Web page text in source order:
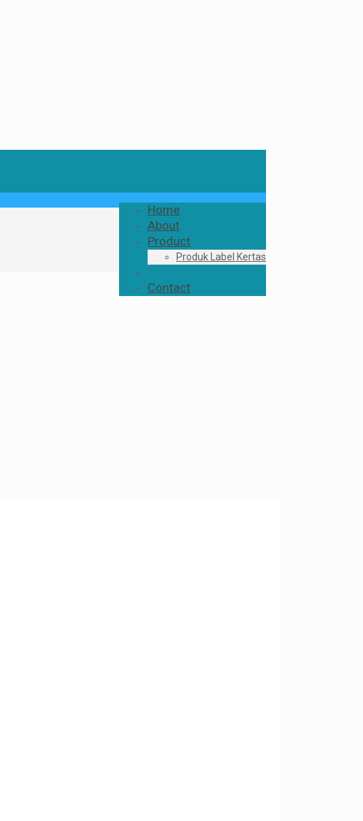
Home
About
Product
Produk Label Kertas
Contact